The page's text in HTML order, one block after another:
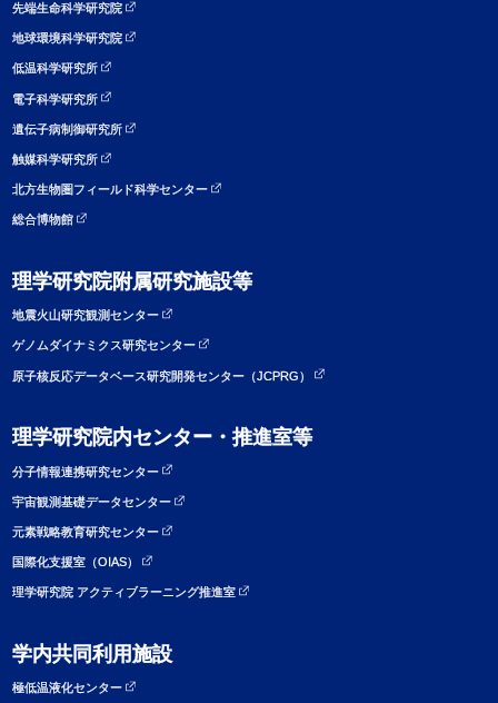
先端生命科学研究院
地球環境科学研究院
低温科学研究所
電子科学研究所
遺伝子病制御研究所
触媒科学研究所
北方生物圏フィールド科学センター
総合博物館
理学研究院附属研究施設等
地震火山研究観測センター
ゲノムダイナミクス研究センター
原子核反応データベース研究開発センター（JCPRG）
理学研究院内センター・推進室等
分子情報連携研究センター
宇宙観測基礎データセンター
元素戦略教育研究センター
国際化支援室（OIAS）
理学研究院 アクティブラーニング推進室
学内共同利用施設
極低温液化センター